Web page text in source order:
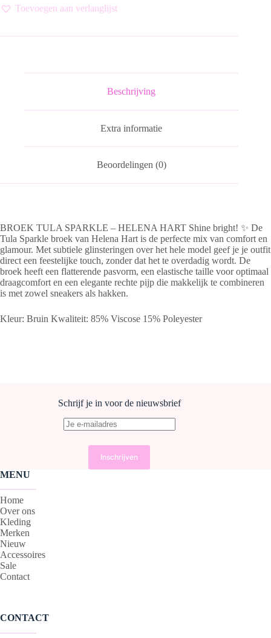
Toevoegen aan verlanglijst
Beschrijving
Extra informatie
Beoordelingen (0)
BROEK TULA SPARKLE – HELENA HART Shine bright! ✨ De
Tula Sparkle broek van Helena Hart is de perfecte mix van comfort en
glamour. Met subtiele glinsteringen over het hele model geef je je outfit
direct een feestelijke touch, zonder dat het te overdadig wordt. De
broek heeft een flatterende pasvorm, een elastische taille voor optimaal
draagcomfort en een elegante rechte pijp die makkelijk te combineren
is met zowel sneakers als hakken.
Kleur: Bruin Kwaliteit: 85% Viscose 15% Poleyester
Schrijf je in voor de nieuwsbrief
MENU
Home
Over ons
Kleding
Merken
Nieuw
Accessoires
Sale
Contact
CONTACT